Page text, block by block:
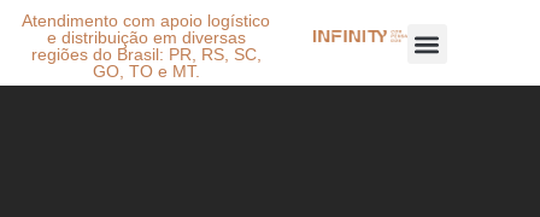
Atendimento com apoio logístico
e distribuição em diversas
regiões do Brasil: PR, RS, SC,
GO, TO e MT.